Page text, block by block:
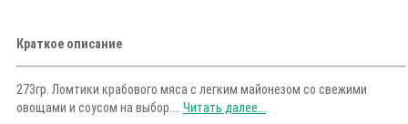
Краткое описание
273гр. Ломтики крабового мяса с легким майонезом со свежими
овощами и соусом на выбор.... Читать далее...